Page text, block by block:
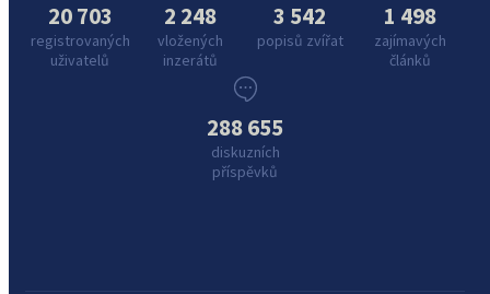
20 703
registrovaných
uživatelů
2 248
vložených
inzerátů
3 542
popisů zvířat
1 498
zajímavých
článků
288 655
diskuzních
příspěvků